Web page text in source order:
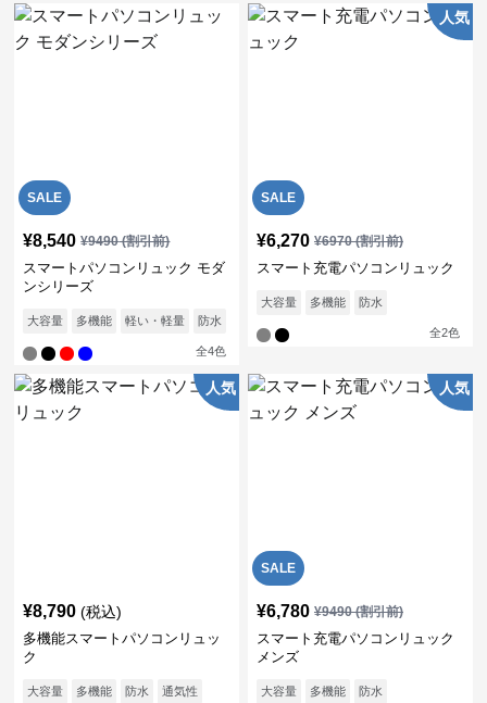
SALE
¥8,540 ¥9490(割引前)
スマートパソコンリュック モダ
ンシリーズ
大容量 多機能 軽い・軽量 防水
全4色
SALE
人気
¥6,270 ¥6970(割引前)
スマート充電パソコンリュック
大容量 多機能 防水
全2色
人気
¥8,790 (税込)
多機能スマートパソコンリュッ
ク
大容量 多機能 防水 通気性
SALE
人気
¥6,780 ¥9490(割引前)
スマート充電パソコンリュック
メンズ
大容量 多機能 防水